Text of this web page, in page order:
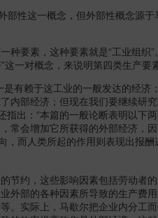
部性这一概念，但外部性概念源
要素，这种要素就是“工业组织”
”这一对概念，来说明第四类生产要
赖于这工业的一般发达的经济
部经济；但现在我们要继续研
：“本篇的一般论断表明以下两
会增加它所获得的外部经济，
而人类所起的作用则表现出报
的节约，这些影响因素包括劳动者的
外部的各种因素所导致的生产费
。实际上，马歇尔把企业内分工